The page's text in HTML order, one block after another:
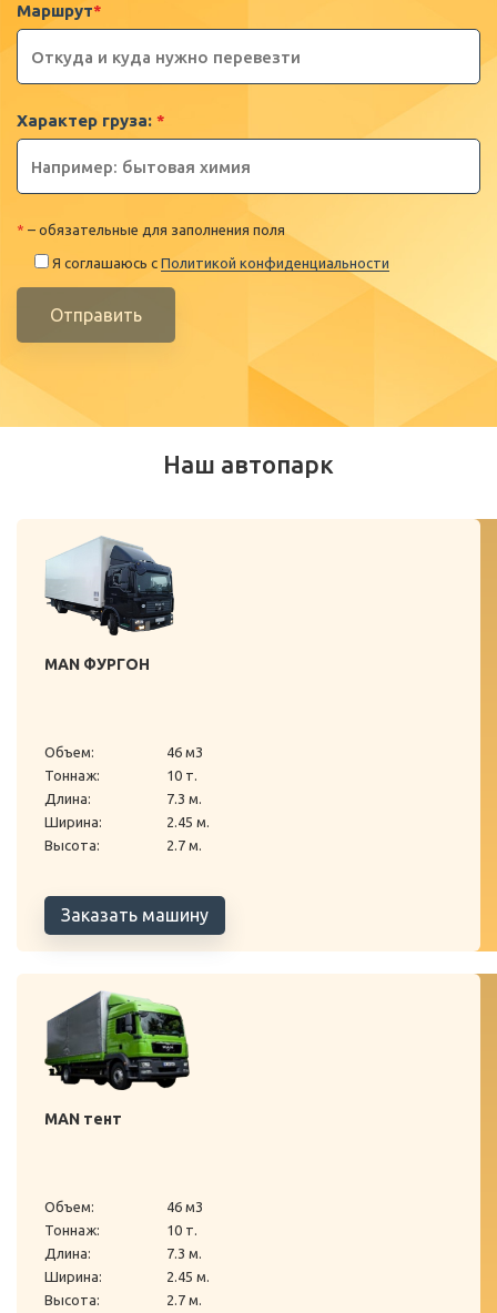
Маршрут*
Характер груза: *
* – обязательные для заполнения поля
Я соглашаюсь с Политикой конфиденциальности
Отправить
Наш автопарк
MAN ФУРГОН
Объем:
46 м3
Тоннаж:
10 т.
Длина:
7.3 м.
Ширина:
2.45 м.
Высота:
2.7 м.
Заказать машину
MAN тент
Объем:
46 м3
Тоннаж:
10 т.
Длина:
7.3 м.
Ширина:
2.45 м.
Высота:
2.7 м.